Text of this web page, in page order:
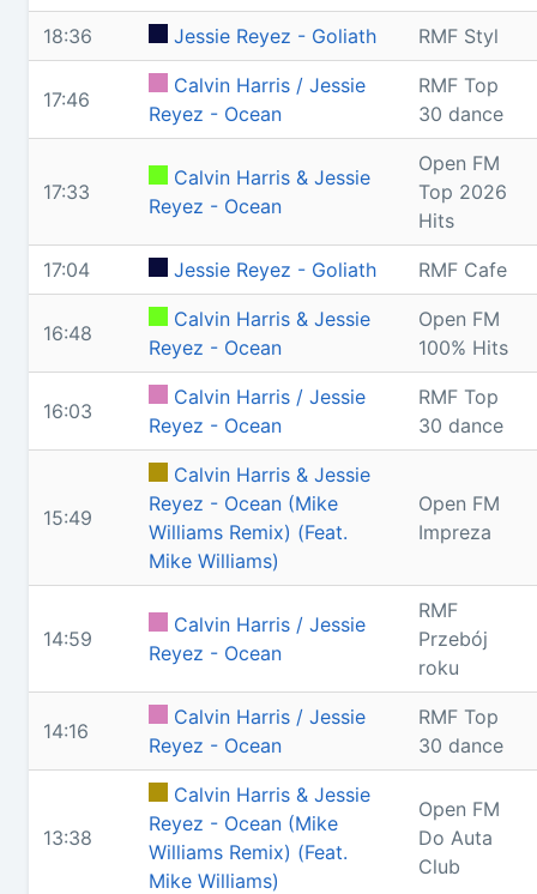
18:36 Jessie Reyez - Goliath RMF Styl
17:46
Calvin Harris / Jessie
Reyez - Ocean
RMF Top
30 dance
17:33
Calvin Harris & Jessie
Reyez - Ocean
Open FM
Top 2026
Hits
17:04 Jessie Reyez - Goliath RMF Cafe
16:48
Calvin Harris & Jessie
Reyez - Ocean
Open FM
100% Hits
16:03
Calvin Harris / Jessie
Reyez - Ocean
RMF Top
30 dance
15:49
Calvin Harris & Jessie
Reyez - Ocean (Mike
Williams Remix) (Feat.
Mike Williams)
Open FM
Impreza
14:59
Calvin Harris / Jessie
Reyez - Ocean
RMF
Przebój
roku
14:16
Calvin Harris / Jessie
Reyez - Ocean
RMF Top
30 dance
13:38
Calvin Harris & Jessie
Reyez - Ocean (Mike
Williams Remix) (Feat.
Mike Williams)
Open FM
Do Auta
Club